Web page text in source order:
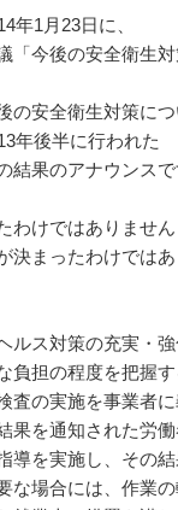
年1月23日に、
「今後の安全衛生対
の安全衛生対策につ
年後半に行われた
結果のアナウンスで
わけではありません
決まったわけではあ
ルス対策の充実・強
負担の程度を把握
査の実施を事業者に
果を通知された労
導を実施し、その
な場合には、作業